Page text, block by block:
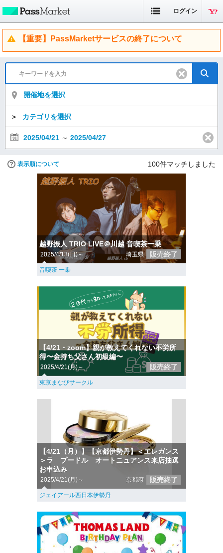
ログイン
【重要】PassMarketサービスの終了について
開催地を選択
＞ カテゴリを選択
2025/04/21 ～ 2025/04/27
表示順について 100件マッチしました
越野振人 TRIO LIVE＠川越 音喫茶一乗
2025/4/13(日)～ 埼玉県 販売終了
音喫茶 一乗
【4/21・zoom】親が教えてくれない不労所
得〜金持ち父さん初級編〜
2025/4/21(月)～ 販売終了
東京まなびサークル
【4/21（月）】【京都伊勢丹】＜エレガンス
＞ラ プードル オートニュアンス来店抽選
お申込み
2025/4/21(月)～ 京都府 販売終了
ジェイアール西日本伊勢丹